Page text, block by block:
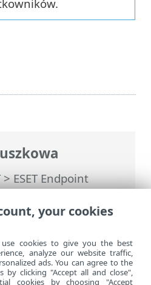
>ESET Endpoint
z ESET Endpoint
your cookies
cookies to give you the best
analyze our website traffic,
ads. You can agree to the
by clicking "Accept all and close",
cookies by choosing "Accept